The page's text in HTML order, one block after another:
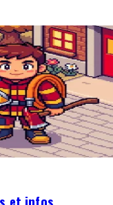
et infos